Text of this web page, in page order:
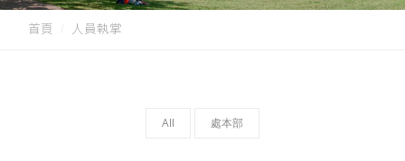
首頁 人員執掌
All 處本部